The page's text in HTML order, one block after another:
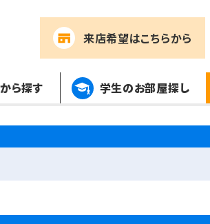
来店希望はこちらから
ら探す 学生のお部屋探し